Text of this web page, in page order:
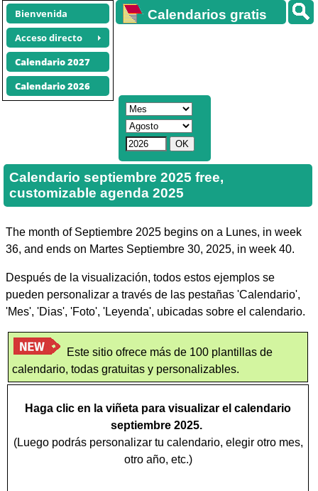
Bienvenida
Acceso directo
Calendario 2027
Calendario 2026
Calendarios gratis
Calendario septiembre 2025 free,
customizable agenda 2025
The month of Septiembre 2025 begins on a Lunes, in week
36, and ends on Martes Septiembre 30, 2025, in week 40.
Después de la visualización, todos estos ejemplos se
pueden personalizar a través de las pestañas 'Calendario',
'Mes', 'Dias', 'Foto', 'Leyenda', ubicadas sobre el calendario.
Este sitio ofrece más de 100 plantillas de
calendario, todas gratuitas y personalizables.
Haga clic en la viñeta para visualizar el calendario
septiembre 2025.
(Luego podrás personalizar tu calendario, elegir otro mes,
otro año, etc.)